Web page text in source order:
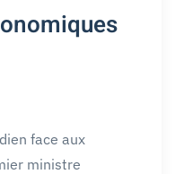
face aux
ministre